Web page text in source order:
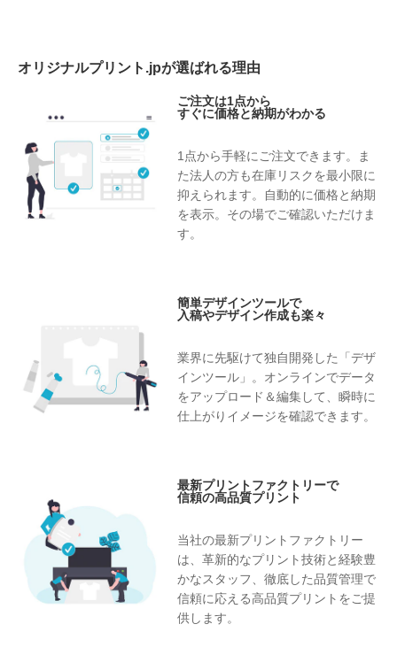
オリジナルプリント.jpが選ばれる理由
ご注文は1点から
すぐに価格と納期がわかる
1点から手軽にご注文できます。ま
た法人の方も在庫リスクを最小限に
抑えられます。自動的に価格と納期
を表示。その場でご確認いただけま
す。
簡単デザインツールで
入稿やデザイン作成も楽々
業界に先駆けて独自開発した「デザ
インツール」。オンラインでデータ
をアップロード＆編集して、瞬時に
仕上がりイメージを確認できます。
最新プリントファクトリーで
信頼の高品質プリント
当社の最新プリントファクトリー
は、革新的なプリント技術と経験豊
かなスタッフ、徹底した品質管理で
信頼に応える高品質プリントをご提
供します。